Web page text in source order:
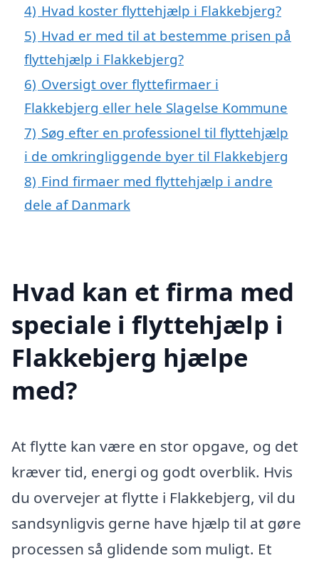
4) Hvad koster flyttehjælp i Flakkebjerg?
5) Hvad er med til at bestemme prisen på
flyttehjælp i Flakkebjerg?
6) Oversigt over flyttefirmaer i
Flakkebjerg eller hele Slagelse Kommune
7) Søg efter en professionel til flyttehjælp
i de omkringliggende byer til Flakkebjerg
8) Find firmaer med flyttehjælp i andre
dele af Danmark
Hvad kan et firma med
speciale i flyttehjælp i
Flakkebjerg hjælpe
med?
At flytte kan være en stor opgave, og det
kræver tid, energi og godt overblik. Hvis
du overvejer at flytte i Flakkebjerg, vil du
sandsynligvis gerne have hjælp til at gøre
processen så glidende som muligt. Et